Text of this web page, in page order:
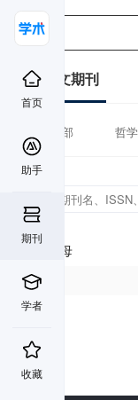
首页
助手
期刊
学者
收藏
中文期刊
全部 哲学
首字母
P